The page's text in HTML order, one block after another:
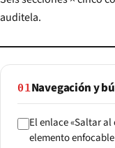
auditela.
01Navegación y
El enlace «Saltar
elemento